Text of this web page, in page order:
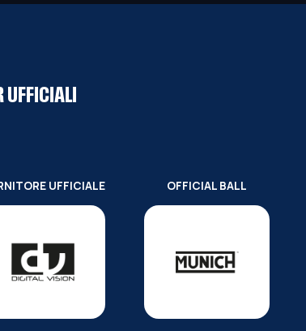
UFFICIALI
UFFICIALE OFFICIAL BALL